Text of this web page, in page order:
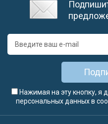
Нажимая на эту кнопку, я
персональных данных в